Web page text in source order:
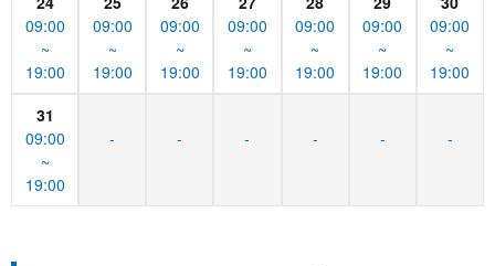
09:00
~
19:00
09:00
~
19:00
09:00
~
19:00
09:00
~
19:00
09:00
~
19:00
09:00
~
19:00
09:00
~
19:00
31
09:00
~
19:00
- - - - - -